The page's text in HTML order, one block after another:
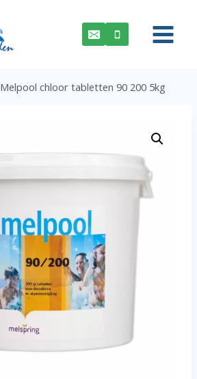
Melpool chloor tabletten 90 200 5kg